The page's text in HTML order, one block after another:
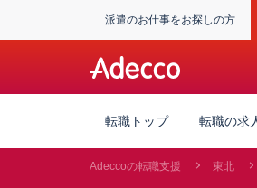
派遣のお仕事をお探しの方
転職トップ 転職の求
Adeccoの転職支援 東北